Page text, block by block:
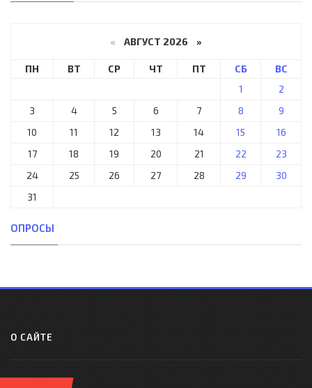
« АВГУСТ 2026 »
ПН ВТ СР ЧТ ПТ СБ
ВС
1
2
3
4 5 6 7 8
9
10
11 12 13 14 15
16
17
18 19 20 21 22
23
24
25 26 27 28 29
30
31
ОПРОСЫ
О САЙТЕ